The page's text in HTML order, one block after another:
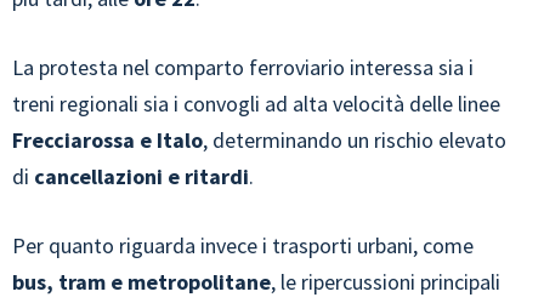
La protesta nel comparto ferroviario interessa sia i
treni regionali sia i convogli ad alta velocità delle linee
Frecciarossa e Italo, determinando un rischio elevato
di cancellazioni e ritardi.
Per quanto riguarda invece i trasporti urbani, come
bus, tram e metropolitane, le ripercussioni principali